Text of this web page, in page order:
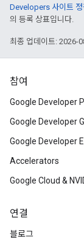
Developers 사이트 정
의 등록 상표입니다.
최종 업데이트: 2026-
참여
Google Developer
Google Developer
Google Developer
Accelerators
Google Cloud &
연결
블로그